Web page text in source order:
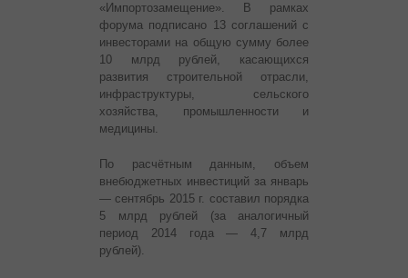
«Импортозамещение». В рамках
форума подписано 13 соглашений с
инвесторами на общую сумму более
10 млрд рублей, касающихся
развития строительной отрасли,
инфраструктуры, сельского
хозяйства, промышленности и
медицины.
По расчётным данным, объем
внебюджетных инвестиций за январь
— сентябрь 2015 г. составил порядка
5 млрд рублей (за аналогичный
период 2014 года — 4,7 млрд
рублей).